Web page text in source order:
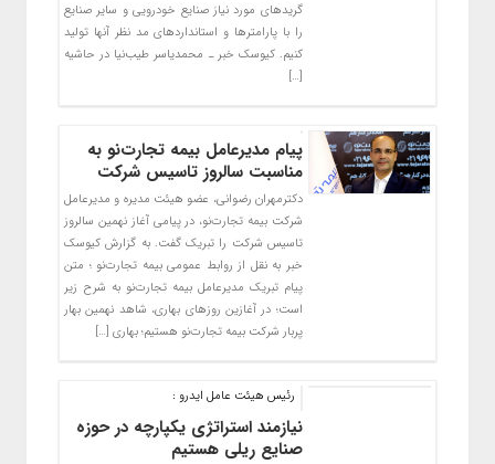
گریدهای مورد نیاز صنایع خودرویی و سایر صنایع
را با پارامترها و استانداردهای مد نظر آنها تولید
کنیم. کیوسک خبر ـ محمدیاسر طیب‌نیا در حاشیه
[…]
پیام مدیرعامل بیمه تجارت‌نو به
مناسبت سالروز تاسیس شرکت
دکترمهران رضوانی، عضو هیئت مدیره و مدیرعامل
شرکت بیمه تجارت‌نو، در پیامی آغاز نهمین سالروز
تاسیس شرکت را تبریک گفت. به گزارش کیوسک
خبر به نقل از روابط عمومی بیمه تجارت‌نو ؛ متن
پیام تبریک مدیرعامل بیمه تجارت‌نو به شرح زیر
است؛ در آغازین روزهای بهاری، شاهد نهمین بهار
پربار شرکت بیمه تجارت‌نو هستیم؛ بهاری […]
رئیس هیئت عامل ایدرو :
نیازمند استراتژی یکپارچه در حوزه
صنایع ریلی هستیم